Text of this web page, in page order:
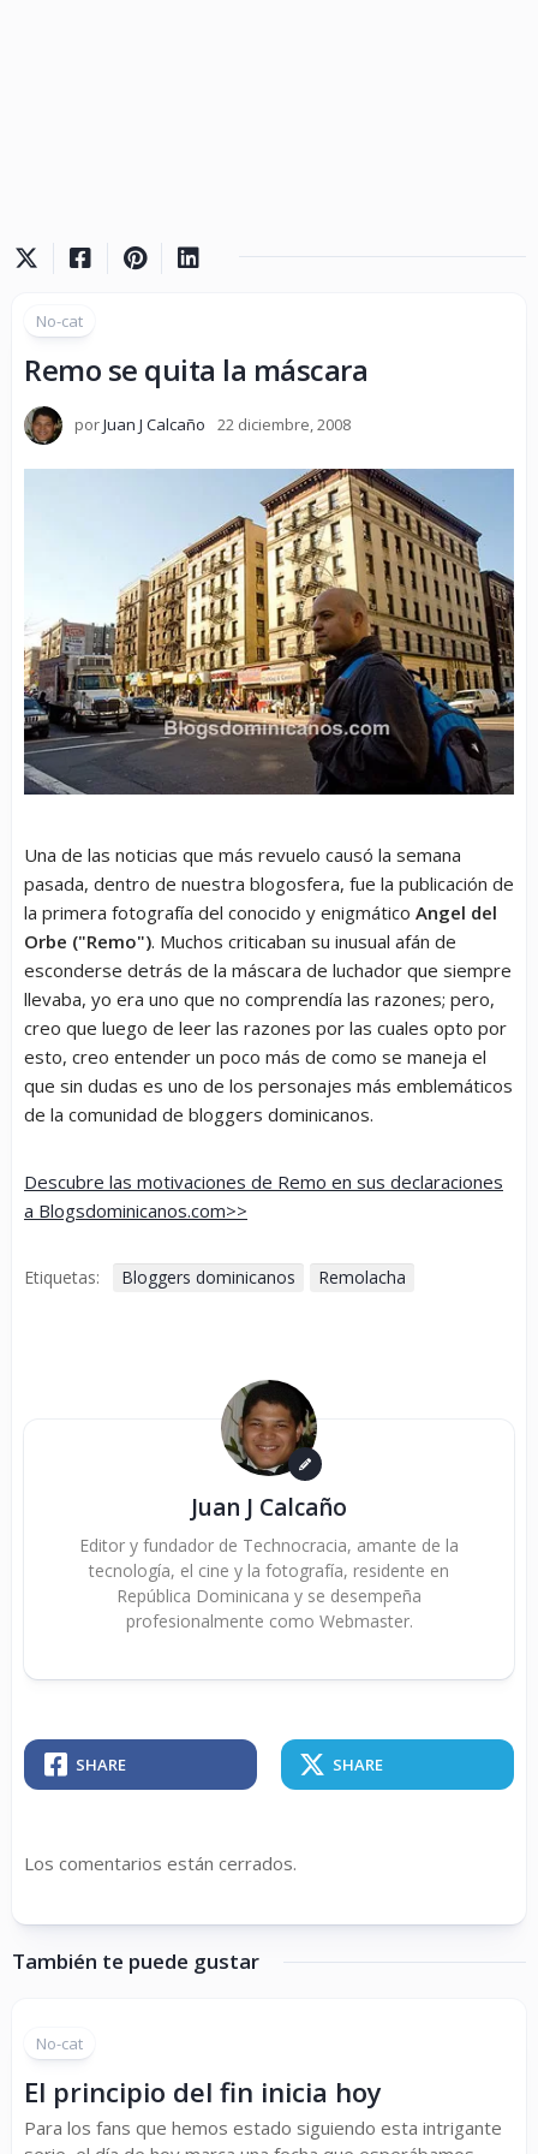
No-cat
Remo se quita la máscara
porJuan J Calcaño 22 diciembre, 2008
Una de las noticias que más revuelo causó la semana
pasada, dentro de nuestra blogosfera, fue la publicación de
la primera fotografía del conocido y enigmático Angel del
Orbe ("Remo"). Muchos criticaban su inusual afán de
esconderse detrás de la máscara de luchador que siempre
llevaba, yo era uno que no comprendía las razones; pero,
creo que luego de leer las razones por las cuales opto por
esto, creo entender un poco más de como se maneja el
que sin dudas es uno de los personajes más emblemáticos
de la comunidad de bloggers dominicanos.
Descubre las motivaciones de Remo en sus declaraciones
a Blogsdominicanos.com>>
Etiquetas: Bloggers dominicanos Remolacha
Juan J Calcaño
Editor y fundador de Technocracia, amante de la
tecnología, el cine y la fotografía, residente en
República Dominicana y se desempeña
profesionalmente como Webmaster.
SHARE SHARE
Los comentarios están cerrados.
También te puede gustar
No-cat
El principio del fin inicia hoy
Para los fans que hemos estado siguiendo esta intrigante